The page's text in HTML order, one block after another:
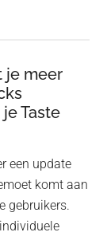
je meer
Taste
een update
komt aan
gebruikers.